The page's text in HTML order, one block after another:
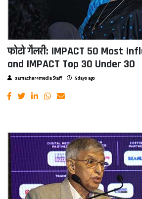
फोटो गैलरी: IMPACT 50 Most
and IMPACT Top 30 Under 30
samachar4media Staff 5 days ago